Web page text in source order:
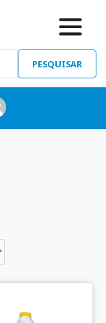
PESQUISAR